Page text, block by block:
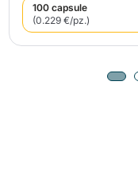
100 capsule
(0.229 €/pz.)